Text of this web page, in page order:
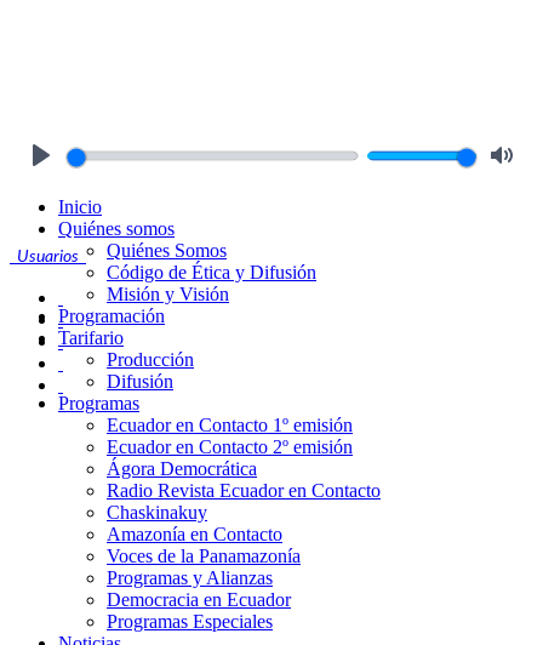
Usuarios
Inicio
Quiénes somos
Quiénes Somos
Código de Ética y Difusión
Misión y Visión
Programación
Tarifario
Producción
Difusión
Programas
Ecuador en Contacto 1º emisión
Ecuador en Contacto 2º emisión
Ágora Democrática
Radio Revista Ecuador en Contacto
Chaskinakuy
Amazonía en Contacto
Voces de la Panamazonía
Programas y Alianzas
Democracia en Ecuador
Programas Especiales